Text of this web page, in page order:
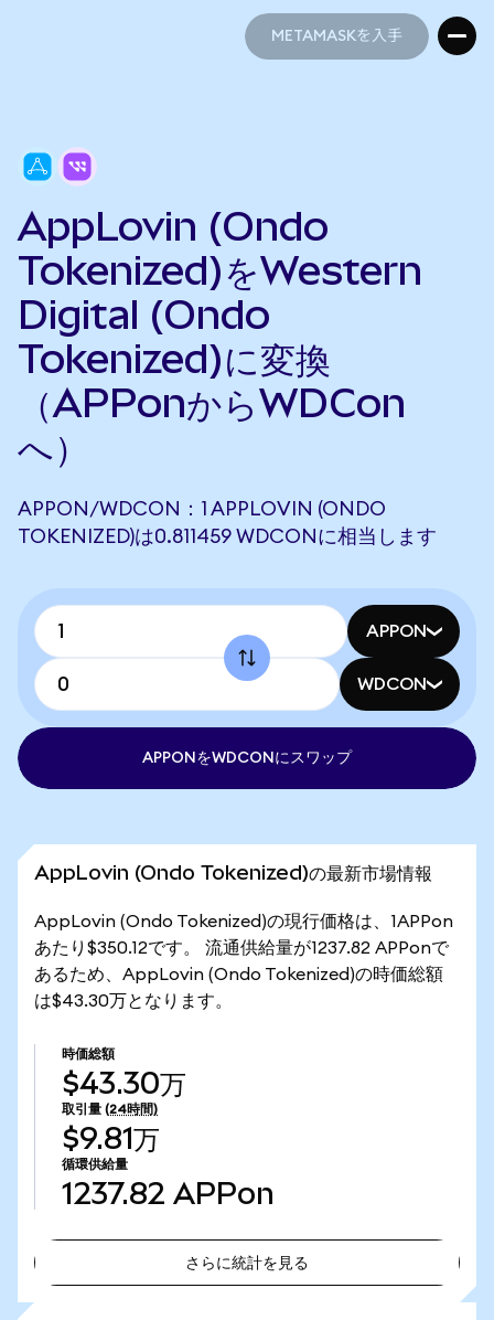
METAMASKを入手
AppLovin (Ondo
Tokenized)をWestern
Digital (Ondo
Tokenized)に変換
（APPonからWDCon
へ）
APPON/WDCON：1 APPLOVIN (ONDO
TOKENIZED)は0.811459 WDCONに相当します
APPON
WDCON
APPONをWDCONにスワップ
AppLovin (Ondo Tokenized)の最新市場情報
AppLovin (Ondo Tokenized)の現行価格は、1APPon
あたり$350.12です。 流通供給量が1237.82 APPonで
あるため、AppLovin (Ondo Tokenized)の時価総額
は$43.30万となります。
時価総額
$43.30万
取引量 (24時間)
$9.81万
循環供給量
1237.82 APPon
さらに統計を見る